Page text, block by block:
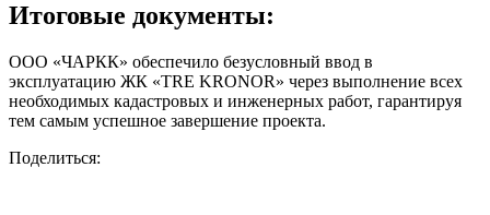
Итоговые документы:
ООО «ЧАРКК» обеспечило безусловный ввод в
эксплуатацию ЖК «TRE KRONOR» через выполнение всех
необходимых кадастровых и инженерных работ, гарантируя
тем самым успешное завершение проекта.
Поделиться: